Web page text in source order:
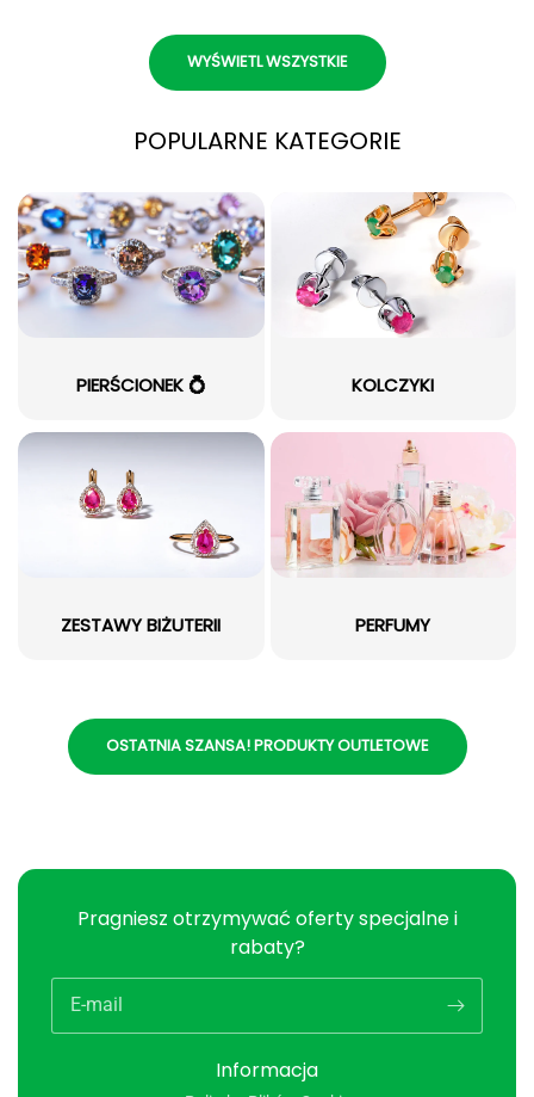
WYŚWIETL WSZYSTKIE
POPULARNE KATEGORIE
PIERŚCIONEK 💍 KOLCZYKI
ZESTAWY BIŻUTERII PERFUMY
OSTATNIA SZANSA! PRODUKTY OUTLETOWE
Informacja
Pragniesz otrzymywać oferty specjalne i
rabaty?
E-mail